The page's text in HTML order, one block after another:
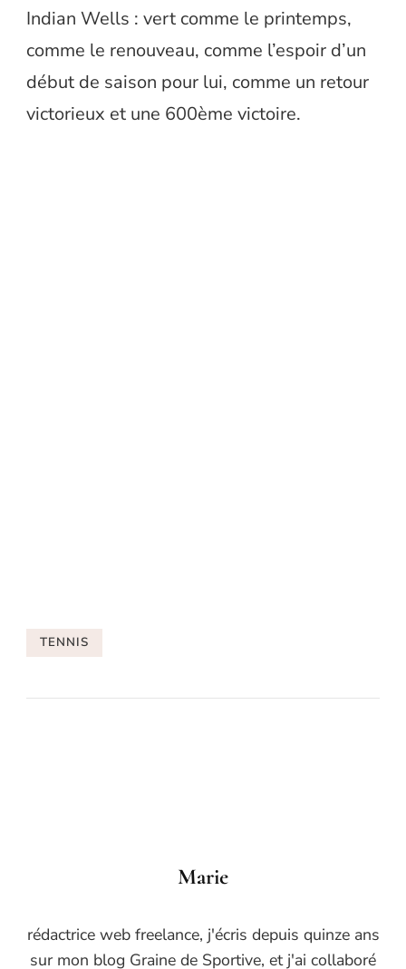
Indian Wells : vert comme le printemps,
comme le renouveau, comme l’espoir d’un
début de saison pour lui, comme un retour
victorieux et une 600ème victoire.
TENNIS
Marie
rédactrice web freelance, j'écris depuis quinze ans
sur mon blog Graine de Sportive, et j'ai collaboré